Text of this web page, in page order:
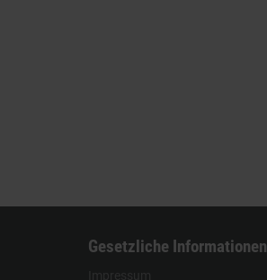
Gesetzliche Informationen